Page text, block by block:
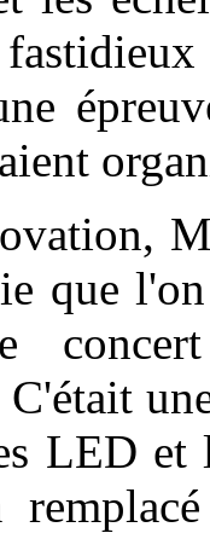
que
LED